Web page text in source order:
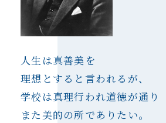
交通アクセス
お問い合わせ
個人情報保護
情報セキュリティ方針
人生は真善美を
理想とすると言われるが、
学校は真理行われ道徳が通り
また美的の所でありたい。